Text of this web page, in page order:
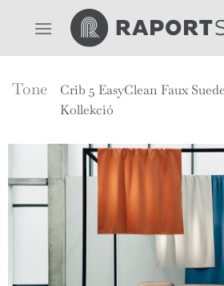
Tone Crib 5 EasyClean Faux Suede
Kollekció